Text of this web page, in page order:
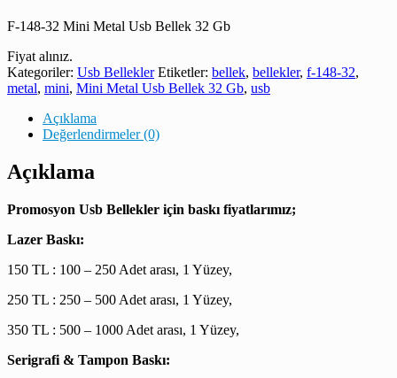
F-148-32 Mini Metal Usb Bellek 32 Gb
Fiyat alınız.
Kategoriler: Usb Bellekler Etiketler: bellek, bellekler, f-148-32,
metal, mini, Mini Metal Usb Bellek 32 Gb, usb
Açıklama
Değerlendirmeler (0)
Açıklama
Promosyon Usb Bellekler için baskı fiyatlarımız;
Lazer Baskı:
150 TL : 100 – 250 Adet arası, 1 Yüzey,
250 TL : 250 – 500 Adet arası, 1 Yüzey,
350 TL : 500 – 1000 Adet arası, 1 Yüzey,
Serigrafi & Tampon Baskı: